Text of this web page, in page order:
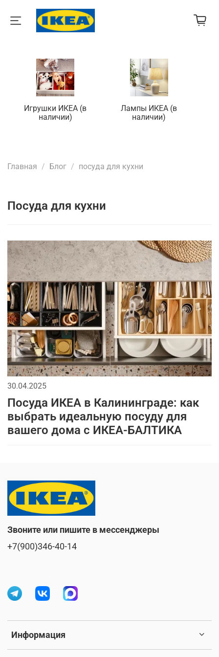
Игрушки ИКЕА (в
наличии)
Лампы ИКЕА (в
наличии)
Главная Блог посуда для кухни
посуда для кухни
30.04.2025
Посуда ИКЕА в Калининграде: как
выбрать идеальную посуду для
вашего дома с ИКЕА-БАЛТИКА
Информация
Звоните или пишите в мессенджеры
+7(900)346-40-14